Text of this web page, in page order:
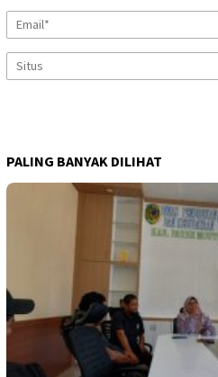
PALING BANYAK DILIHAT